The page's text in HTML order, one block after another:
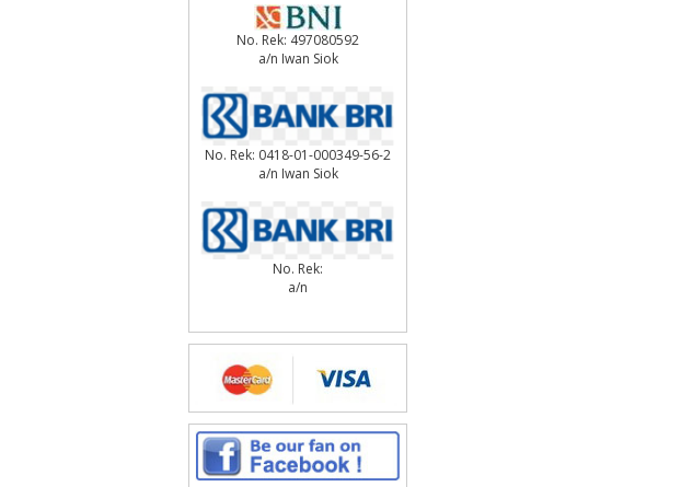
No. Rek: 497080592
a/n Iwan Siok
No. Rek: 0418-01-000349-56-2
a/n Iwan Siok
No. Rek:
a/n